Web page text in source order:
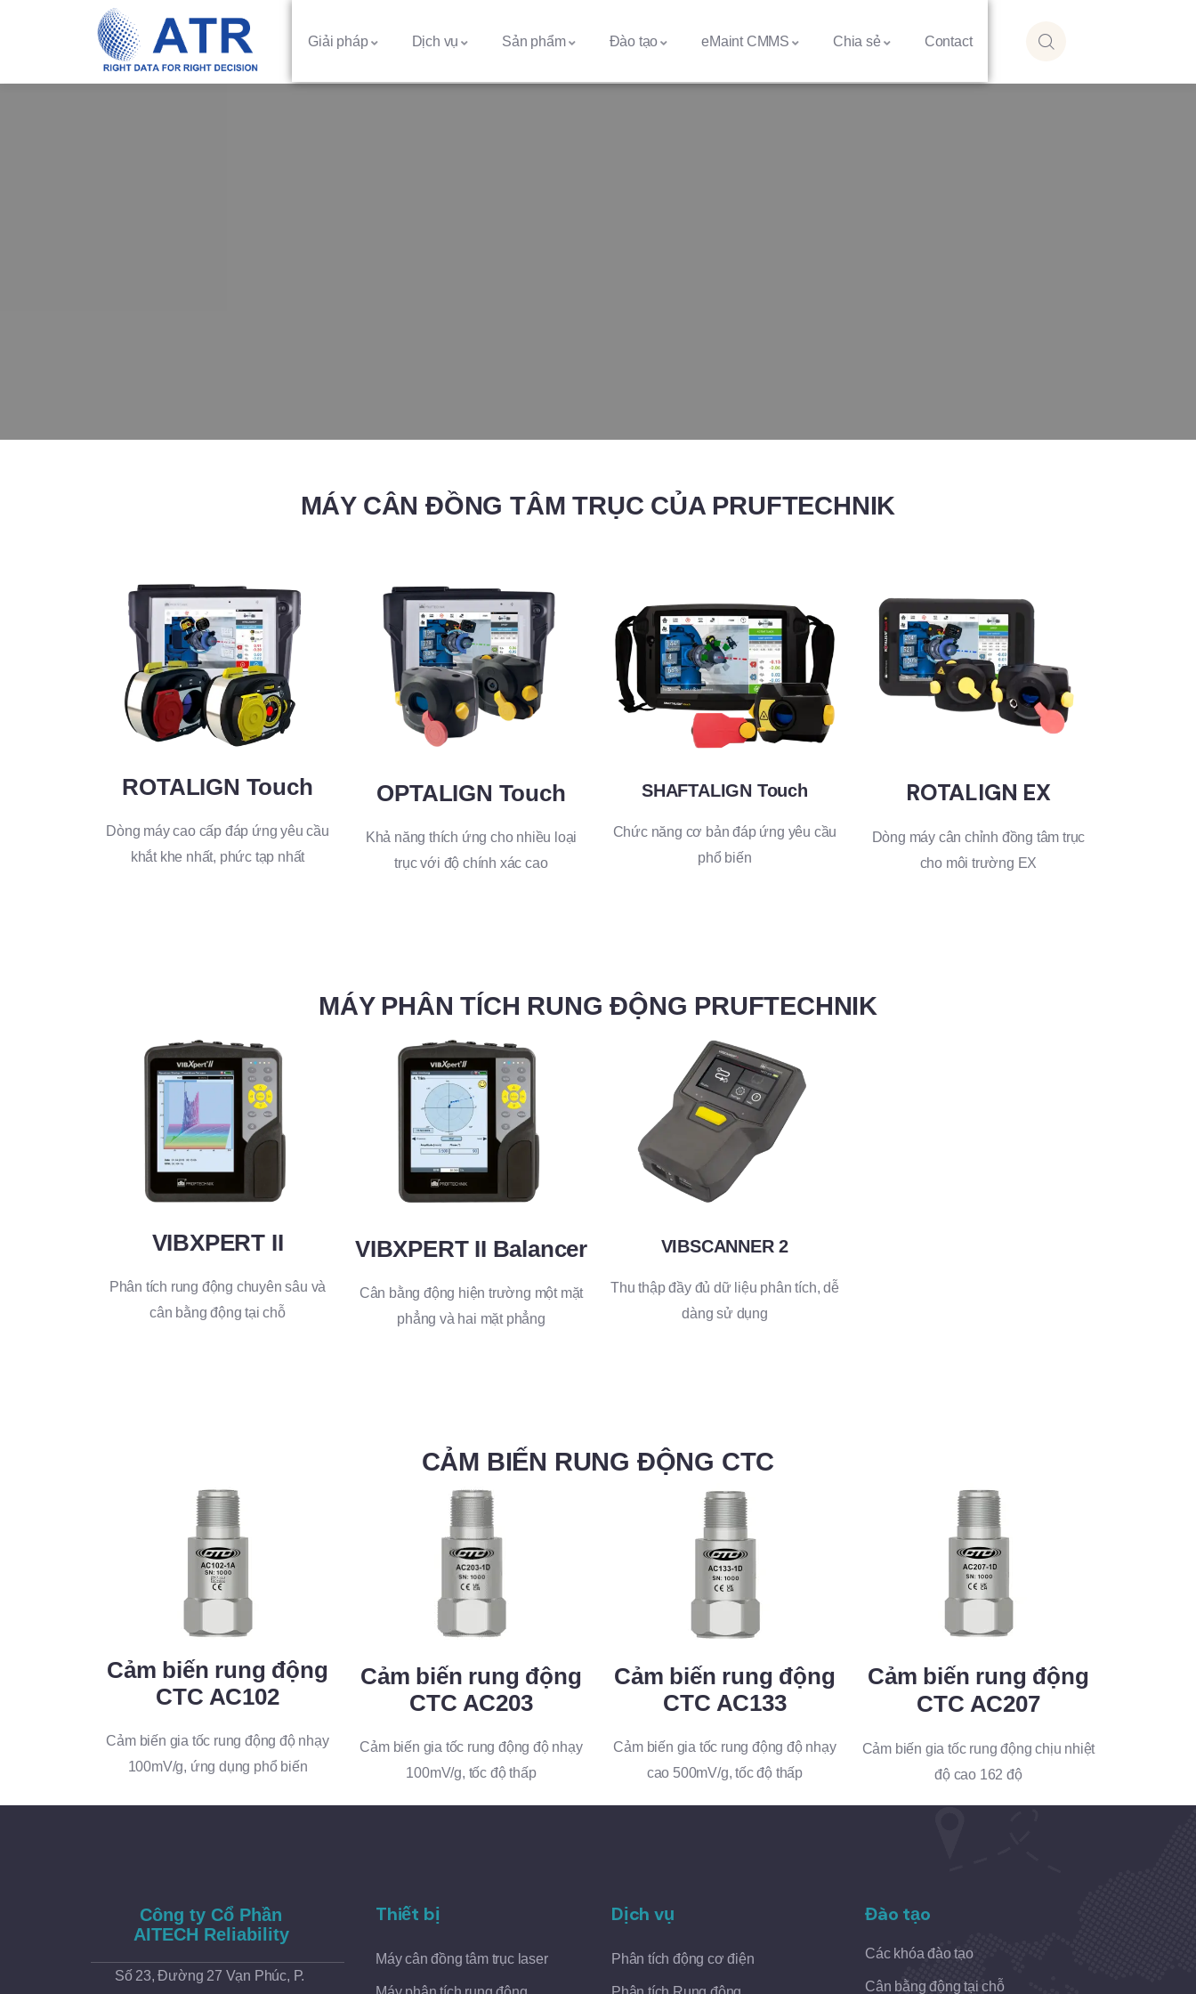
Giải pháp Dịch vụ Sản phẩm Đào tạo eMaint CMMS Chia sẻ Contact
MÁY CÂN ĐỒNG TÂM TRỤC CỦA PRUFTECHNIK
ROTALIGN Touch
Dòng máy cao cấp đáp ứng yêu cầu
khắt khe nhất, phức tạp nhất
OPTALIGN Touch
Khả năng thích ứng cho nhiều loại
trục với độ chính xác cao
SHAFTALIGN Touch
Chức năng cơ bản đáp ứng yêu cầu
phổ biến
ROTALIGN EX
Dòng máy cân chỉnh đồng tâm trục
cho môi trường EX
MÁY PHÂN TÍCH RUNG ĐỘNG PRUFTECHNIK
VIBXPERT II
Phân tích rung động chuyên sâu và
cân bằng động tại chỗ
VIBXPERT II Balancer
Cân bằng động hiện trường một mặt
phẳng và hai mặt phẳng
VIBSCANNER 2
Thu thập đầy đủ dữ liệu phân tích, dễ
dàng sử dụng
CẢM BIẾN RUNG ĐỘNG CTC
Cảm biến rung động
CTC AC102
Cảm biến gia tốc rung động độ nhạy
100mV/g, ứng dụng phổ biến
Cảm biến rung động
CTC AC203
Cảm biến gia tốc rung động độ nhạy
100mV/g, tốc độ thấp
Cảm biến rung động
CTC AC133
Cảm biến gia tốc rung động độ nhạy
cao 500mV/g, tốc độ thấp
Cảm biến rung động
CTC AC207
Cảm biến gia tốc rung động chịu nhiệt
độ cao 162 độ
Công ty Cổ Phần
AITECH Reliability
Số 23, Đường 27 Vạn Phúc, P.
Thiết bị
Máy cân đồng tâm trục laser
Dịch vụ
Phân tích động cơ điện
Đào tạo
Các khóa đào tạo
Cân bằng động tại chỗ